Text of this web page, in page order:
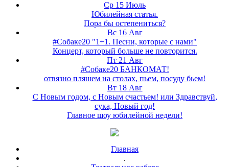
Ср 15 Июль
Юбилейная статья.
Пора бы остепениться?
Вс 16 Авг
#Собаке20 "1+1. Песни, которые с нами"
Концерт, который больше не повторится.
Пт 21 Авг
#Собаке20 БАНКОМАТ!
отвязно пляшем на столах, пьем, посуду бьем!
Вт 18 Авг
С Новым годом, с Новым счастьем! или Здравствуй,
сука, Новый год!
Главное шоу юбилейной недели!
Главная
.